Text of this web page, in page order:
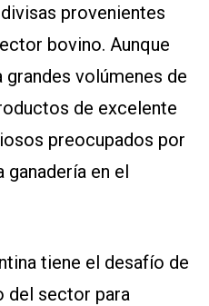
provenientes
bovino. Aunque
volúmenes de
de excelente
preocupados por
en el
tiene el desafío de
del sector para